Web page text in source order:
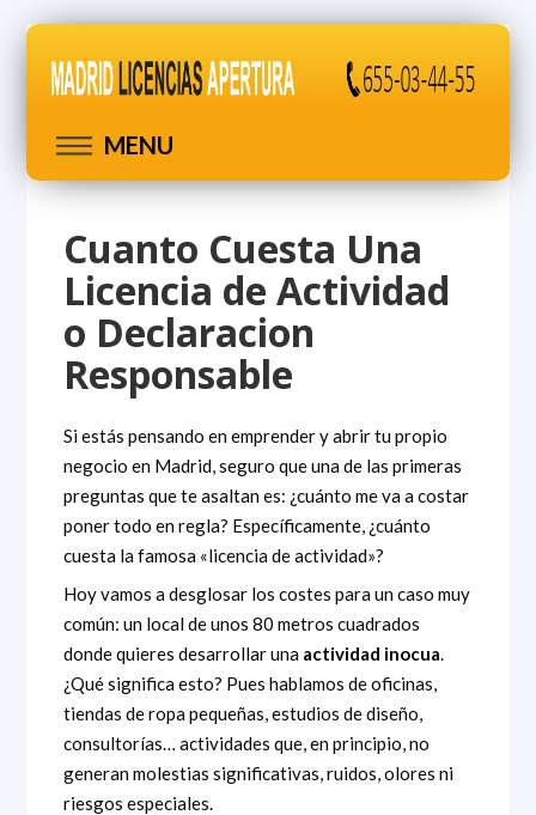
MENU
Cuanto Cuesta Una
Licencia de Actividad
o Declaracion
Responsable
Si estás pensando en emprender y abrir tu propio
negocio en Madrid, seguro que una de las primeras
preguntas que te asaltan es: ¿cuánto me va a costar
poner todo en regla? Específicamente, ¿cuánto
cuesta la famosa «licencia de actividad»?
Hoy vamos a desglosar los costes para un caso muy
común: un local de unos 80 metros cuadrados
donde quieres desarrollar una actividad inocua.
¿Qué significa esto? Pues hablamos de oficinas,
tiendas de ropa pequeñas, estudios de diseño,
consultorías… actividades que, en principio, no
generan molestias significativas, ruidos, olores ni
riesgos especiales.